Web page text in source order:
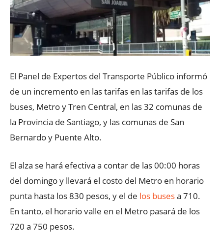
El Panel de Expertos del Transporte Público informó
de un incremento en las tarifas en las tarifas de los
buses, Metro y Tren Central, en las 32 comunas de
la Provincia de Santiago, y las comunas de San
Bernardo y Puente Alto.
El alza se hará efectiva a contar de las 00:00 horas
del domingo y llevará el costo del Metro en horario
punta hasta los 830 pesos, y el de los busesa 710.
En tanto, el horario valle en el Metro pasará de los
720 a 750 pesos.